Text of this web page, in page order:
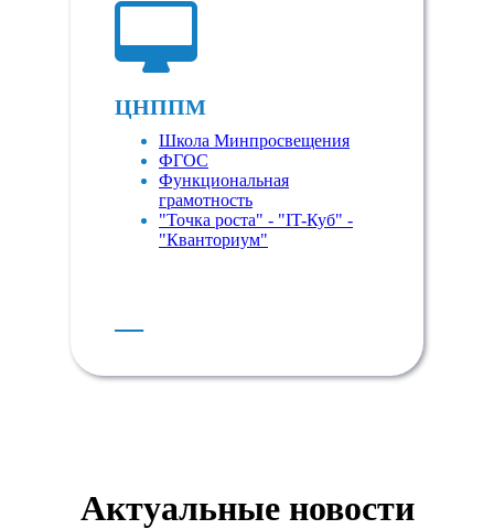
ЦНППМ
Школа Минпросвещения
ФГОС
Функциональная
грамотность
"Точка роста" - "IT-Куб" -
"Кванториум"
Актуальные новости